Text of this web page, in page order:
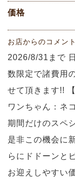
価格
お店からのコメント
2026/8/31まで
数限定で諸費用
せて頂きます!!
ワンちゃん：ネ
期間だけのスペ
是非この機会に
らにドドーンと
お迎えしやすい